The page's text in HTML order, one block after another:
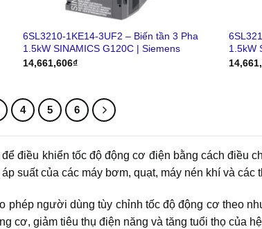
6SL3210-1KE14-3UF2 – Biến tần 3 Pha
1.5kW SINAMICS G120C | Siemens
14,661,606₫
1.5kW
4 5 6
điều khiển tốc độ động cơ điện bằng cách điều
suất của các máy bơm, quạt, máy nén khí và các
người dùng tùy chỉnh tốc độ động cơ theo
cơ, giảm tiêu thụ điện năng và tăng tuổi thọ của